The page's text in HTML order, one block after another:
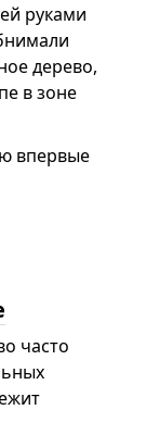
руками
дерево,
в зоне
впервые
часто